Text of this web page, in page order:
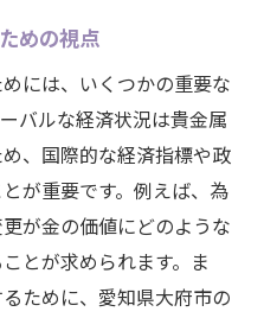
向の読み方
場の関連性
長期的視野
目すべき経済要因
貴金属市場の関係
場に与える影響
と貴金属需要
市場に与える効果
めの視点
には、いくつかの重要な
バルな経済状況は貴金属
、国際的な経済指標や政
が重要です。例えば、為
が金の価値にどのような
とが求められます。ま
ために、愛知県大府市の